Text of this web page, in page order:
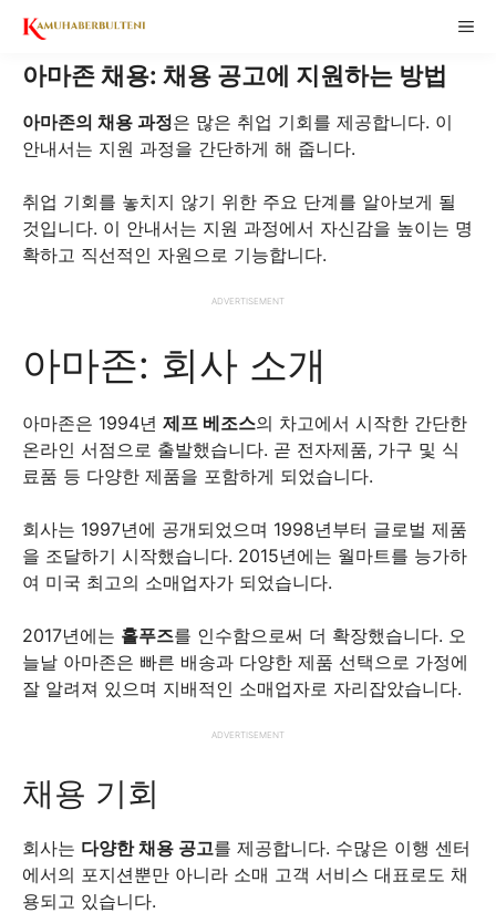
Skip
content
아마존 채용: 채용 공고에 지원하는 방법
아마존의 채용 과정은 많은 취업 기회를 제공합니다. 이
안내서는 지원 과정을 간단하게 해 줍니다.
취업 기회를 놓치지 않기 위한 주요 단계를 알아보게 될
것입니다. 이 안내서는 지원 과정에서 자신감을 높이는 명
확하고 직선적인 자원으로 기능합니다.
ADVERTISEMENT
아마존: 회사 소개
아마존은 1994년 제프 베조스의 차고에서 시작한 간단한
온라인 서점으로 출발했습니다. 곧 전자제품, 가구 및 식
료품 등 다양한 제품을 포함하게 되었습니다.
회사는 1997년에 공개되었으며 1998년부터 글로벌 제품
을 조달하기 시작했습니다. 2015년에는 월마트를 능가하
여 미국 최고의 소매업자가 되었습니다.
2017년에는 홀푸즈를 인수함으로써 더 확장했습니다. 오
늘날 아마존은 빠른 배송과 다양한 제품 선택으로 가정에
잘 알려져 있으며 지배적인 소매업자로 자리잡았습니다.
ADVERTISEMENT
채용 기회
회사는 다양한 채용 공고를 제공합니다. 수많은 이행 센터
에서의 포지션뿐만 아니라 소매 고객 서비스 대표로도 채
용되고 있습니다.